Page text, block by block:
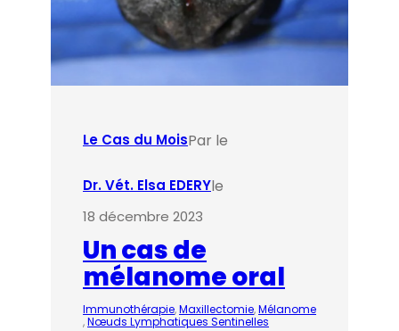
Le Cas du MoisPar le
Dr. Vét. Elsa EDERYle
18 décembre 2023
Un cas de
mélanome oral
Immunothérapie, Maxillectomie, Mélanome
, Nœuds Lymphatiques Sentinelles